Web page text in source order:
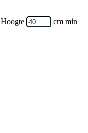
Hoogte cm min